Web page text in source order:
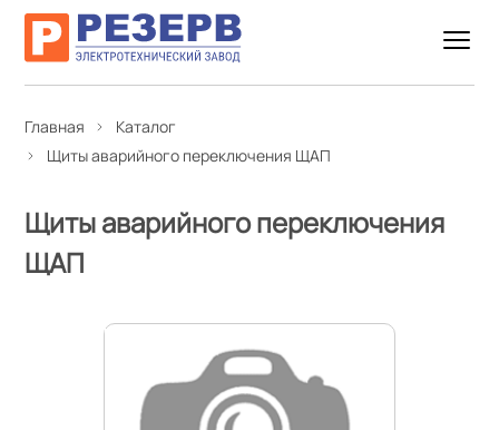
Главная
Каталог
Щиты аварийного переключения ЩАП
Щиты аварийного переключения
ЩАП